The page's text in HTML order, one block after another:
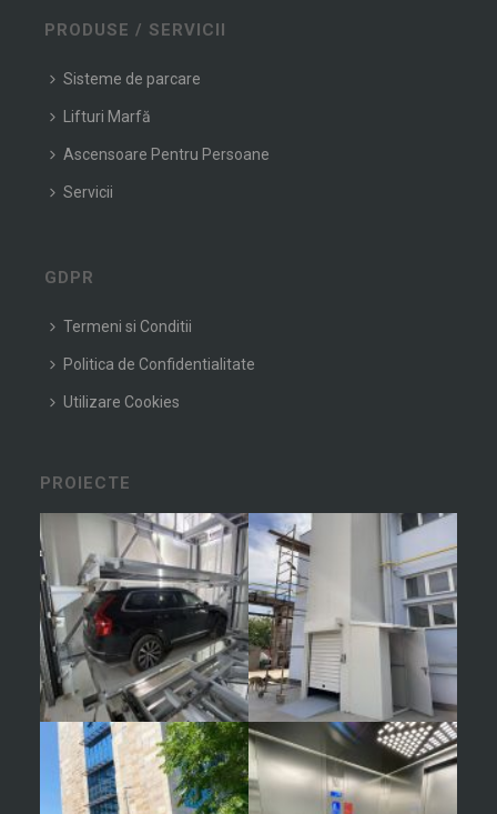
PRODUSE / SERVICII
Sisteme de parcare
Lifturi Marfă
Ascensoare Pentru Persoane
Servicii
GDPR
Termeni si Conditii
Politica de Confidentialitate
Utilizare Cookies
PROIECTE